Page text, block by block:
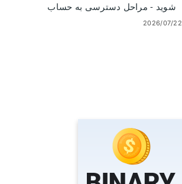
شوید - مراحل دسترسی به حساب
2026/07/22